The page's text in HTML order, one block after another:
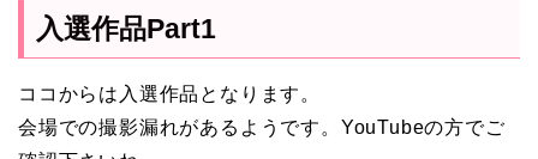
入選作品Part1
ココからは入選作品となります。
会場での撮影漏れがあるようです。YouTubeの方でご